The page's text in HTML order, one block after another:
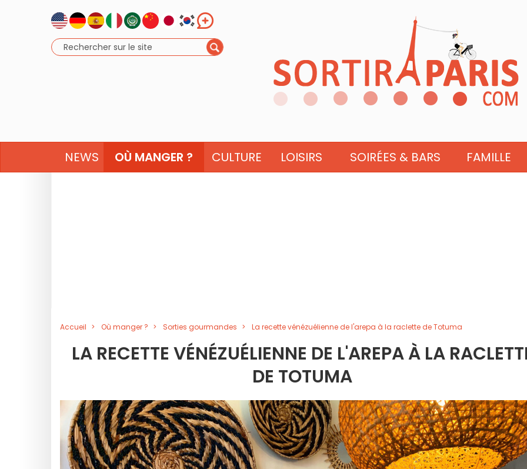
NEWS OÙ MANGER ? CULTURE LOISIRS SOIRÉES & BARS FAMILLE
Accueil Où manger ? Sorties gourmandes La recette vénézuélienne de l'arepa à la raclette de Totuma
LA RECETTE VÉNÉZUÉLIENNE DE L'AREPA À LA
DE TOTUMA